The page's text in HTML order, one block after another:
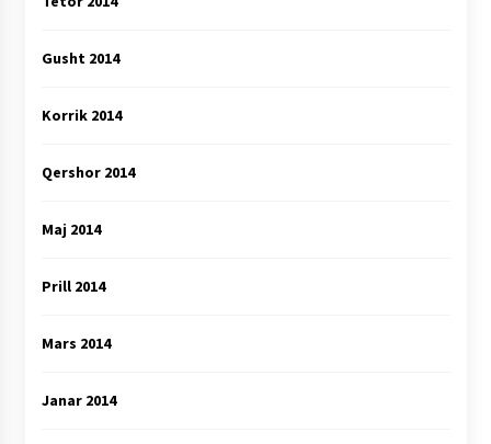
Gusht 2014
Korrik 2014
Qershor 2014
Maj 2014
Prill 2014
Mars 2014
Janar 2014